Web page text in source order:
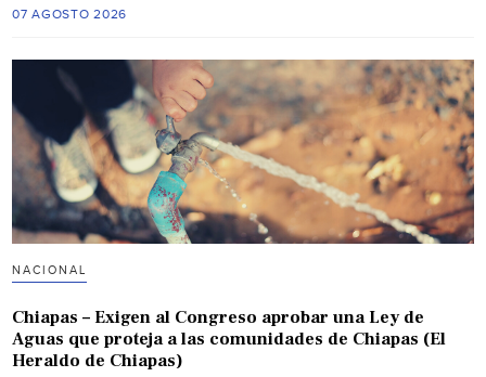
07 AGOSTO 2026
NACIONAL
Chiapas – Exigen al Congreso aprobar una Ley de
Aguas que proteja a las comunidades de Chiapas (El
Heraldo de Chiapas)